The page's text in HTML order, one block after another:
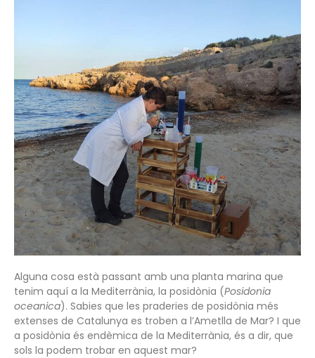
Alguna cosa està passant amb una planta marina que
tenim aquí a la Mediterrània, la posidònia (Posidonia
oceanica). Sabies que les praderies de posidònia més
extenses de Catalunya es troben a l’Ametlla de Mar? I que
a posidònia és endèmica de la Mediterrània, és a dir, que
sols la podem trobar en aquest mar?